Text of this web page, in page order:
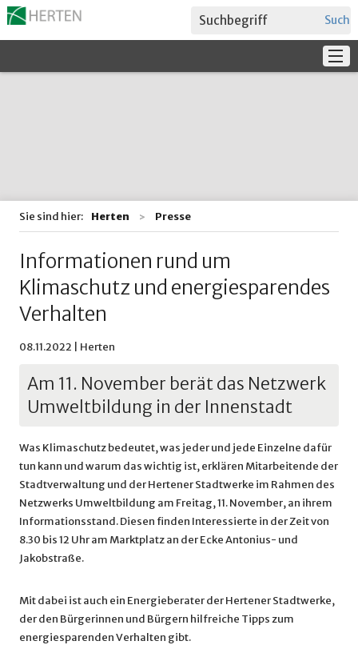
Sie sind hier: Herten Presse
Informationen rund um
Klimaschutz und energiesparendes
Verhalten
08.11.2022 | Herten
Am 11. November berät das Netzwerk
Umweltbildung in der Innenstadt
Was Klimaschutz bedeutet, was jeder und jede Einzelne dafür
tun kann und warum das wichtig ist, erklären Mitarbeitende der
Stadtverwaltung und der Hertener Stadtwerke im Rahmen des
Netzwerks Umweltbildung am Freitag, 11. November, an ihrem
Informationsstand. Diesen finden Interessierte in der Zeit von
8.30 bis 12 Uhr am Marktplatz an der Ecke Antonius- und
Jakobstraße.
Mit dabei ist auch ein Energieberater der Hertener Stadtwerke,
der den Bürgerinnen und Bürgern hilfreiche Tipps zum
energiesparenden Verhalten gibt.